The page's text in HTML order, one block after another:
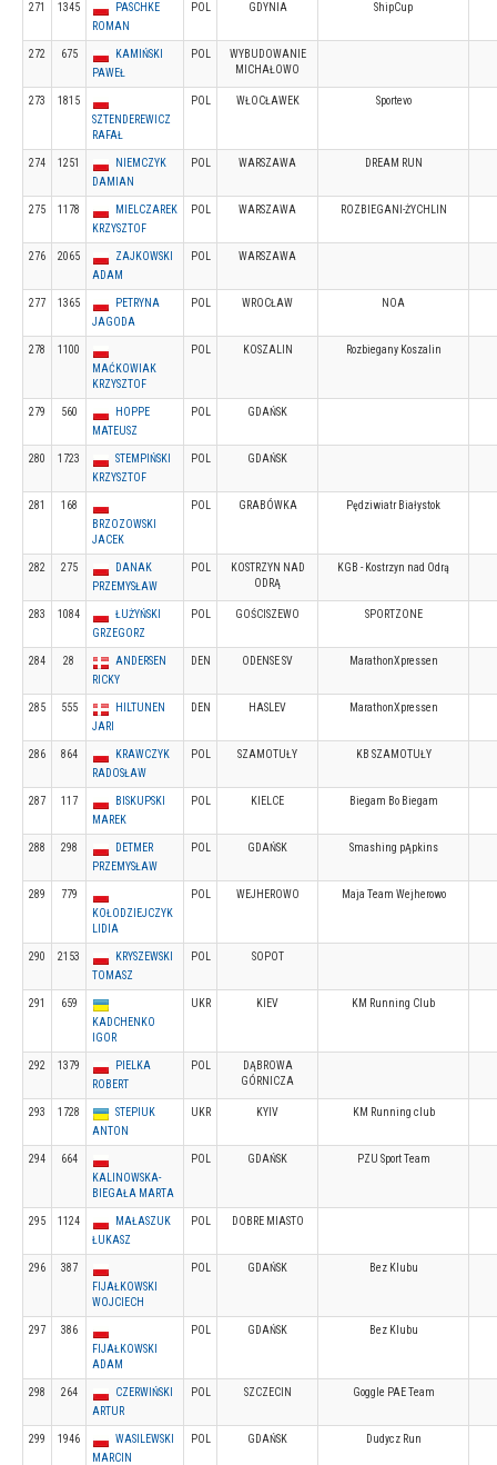
271 1345
PASCHKE
ROMAN
POL GDYNIA ShipCup
272 675
KAMIŃSKI
PAWEŁ
POL
WYBUDOWANIE
MICHAŁOWO
273
1815
SZTENDEREWICZ
RAFAŁ
POL WŁOCŁAWEK Sportevo
274 1251
NIEMCZYK
DAMIAN
POL WARSZAWA DREAM RUN
275 1178
MIELCZAREK
KRZYSZTOF
POL WARSZAWA ROZBIEGANI-ŻYCHLIN
276 2065
ZAJKOWSKI
ADAM
POL WARSZAWA
277 1365
PETRYNA
JAGODA
POL WROCŁAW NOA
278
1100
MAĆKOWIAK
KRZYSZTOF
POL KOSZALIN Rozbiegany Koszalin
279 560
HOPPE
MATEUSZ
POL GDAŃSK
280 1723
STEMPIŃSKI
KRZYSZTOF
POL GDAŃSK
281
168
BRZOZOWSKI
JACEK
POL GRABÓWKA Pędziwiatr Białystok
282 275
DANAK
PRZEMYSŁAW
POL
KOSTRZYN NAD
ODRĄ
KGB - Kostrzyn nad Odrą
283 1084
ŁUŻYŃSKI
GRZEGORZ
POL GOŚCISZEWO SPORTZONE
284 28
ANDERSEN
RICKY
DEN ODENSE SV MarathonXpressen
285 555
HILTUNEN
JARI
DEN HASLEV MarathonXpressen
286 864
KRAWCZYK
RADOSŁAW
POL SZAMOTUŁY KB SZAMOTUŁY
287 117
BISKUPSKI
MAREK
POL KIELCE Biegam Bo Biegam
288 298
DETMER
PRZEMYSŁAW
POL GDAŃSK Smashing pĄpkins
289
779
KOŁODZIEJCZYK
LIDIA
POL WEJHEROWO Maja Team Wejherowo
290 2153
KRYSZEWSKI
TOMASZ
POL SOPOT
291
659
KADCHENKO
IGOR
UKR KIEV KM Running Club
292 1379
PIELKA
ROBERT
POL
DĄBROWA
GÓRNICZA
293 1728
STEPIUK
ANTON
UKR KYIV KM Running club
294
664
KALINOWSKA-
BIEGAŁA MARTA
POL GDAŃSK PZU Sport Team
295 1124
MAŁASZUK
ŁUKASZ
POL DOBRE MIASTO
296
387
FIJAŁKOWSKI
WOJCIECH
POL GDAŃSK Bez Klubu
297
386
FIJAŁKOWSKI
ADAM
POL GDAŃSK Bez Klubu
298 264
CZERWIŃSKI
ARTUR
POL SZCZECIN Goggle PAE Team
299 1946
WASILEWSKI
MARCIN
POL GDAŃSK Dudycz Run